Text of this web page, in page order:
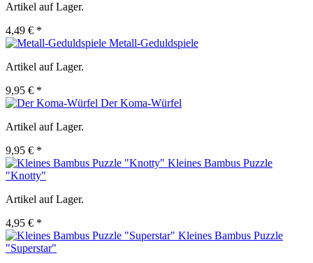
Artikel auf Lager.
4,49 € *
Metall-Geduldspiele
Artikel auf Lager.
9,95 € *
Der Koma-Würfel
Artikel auf Lager.
9,95 € *
Kleines Bambus Puzzle
"Knotty"
Artikel auf Lager.
4,95 € *
Kleines Bambus Puzzle
"Superstar"